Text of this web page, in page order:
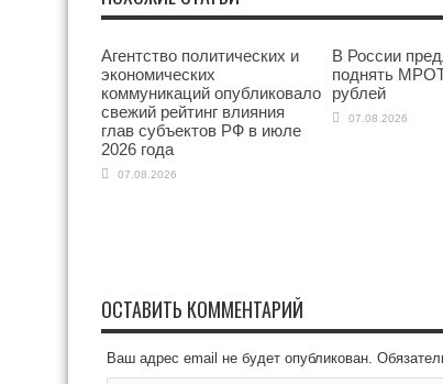
Агентство политических и
экономических
коммуникаций опубликовало
свежий рейтинг влияния
глав субъектов РФ в июле
2026 года
07.08.2026
В России
поднять
рублей
07.08.2026
ОСТАВИТЬ КОММЕНТАРИЙ
Ваш адрес email не будет опубликован.